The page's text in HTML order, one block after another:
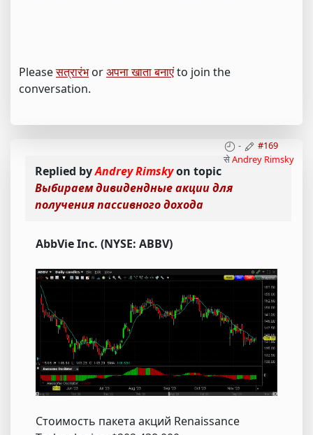
Pleaseसत्रारंभorअपना खाता बनाएंto join the
conversation.
-
#169
सेAndrey Rimsky
Replied byAndrey Rimskyon topic
Выбираем дивидендные акции для
получения пассивного дохода
AbbVie Inc. (NYSE: ABBV)
Стоимость пакета акций Renaissance